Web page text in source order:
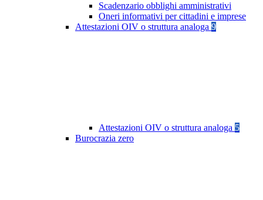
Scadenzario obblighi amministrativi
Oneri informativi per cittadini e imprese
Attestazioni OIV o struttura analoga 9
Attestazioni OIV o struttura analoga 5
Burocrazia zero